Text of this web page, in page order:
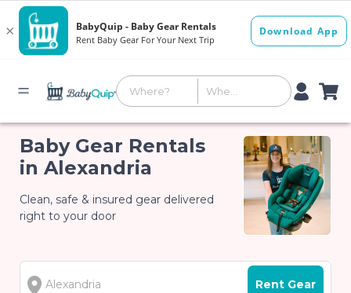
Baby Gear Rentals
in Alexandria
Clean, safe & insured gear delivered
right to your door
Rent Gear